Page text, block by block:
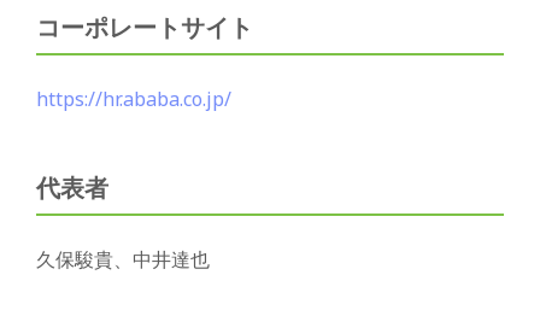
コーポレートサイト
https://hr.ababa.co.jp/
代表者
久保駿貴、中井達也